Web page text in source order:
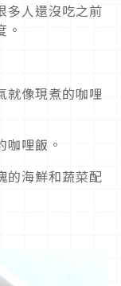
多人還沒吃之前
。
就像現煮的咖哩
哩飯。
的海鮮和蔬菜配